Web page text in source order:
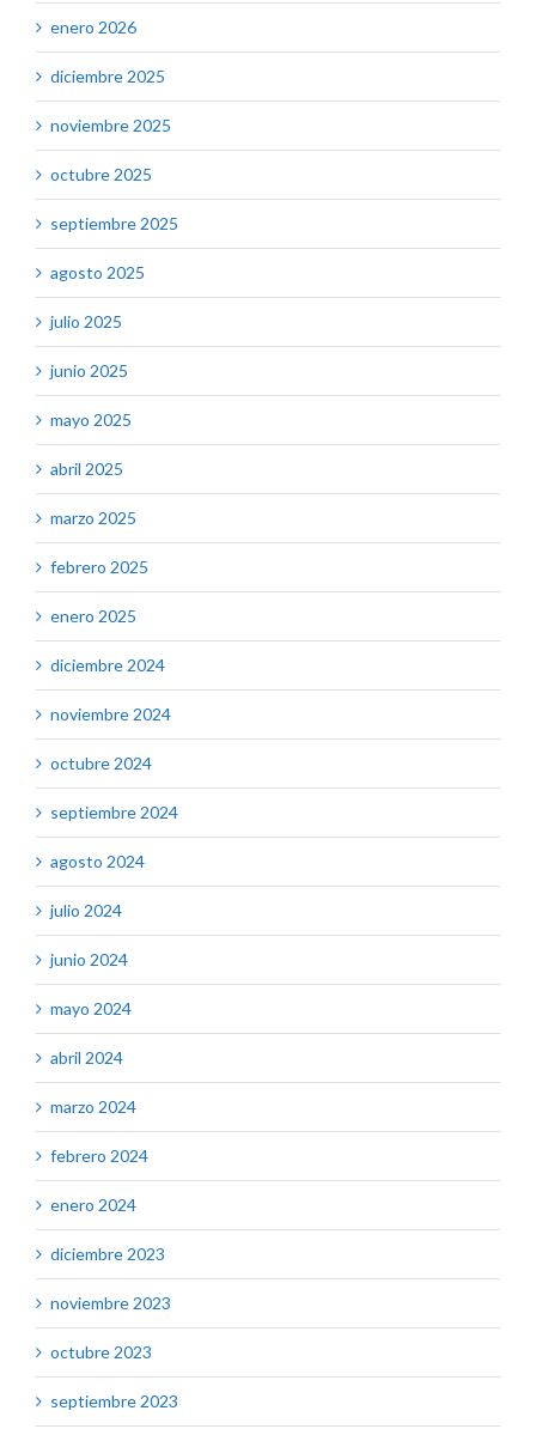
enero 2026
diciembre 2025
noviembre 2025
octubre 2025
septiembre 2025
agosto 2025
julio 2025
junio 2025
mayo 2025
abril 2025
marzo 2025
febrero 2025
enero 2025
diciembre 2024
noviembre 2024
octubre 2024
septiembre 2024
agosto 2024
julio 2024
junio 2024
mayo 2024
abril 2024
marzo 2024
febrero 2024
enero 2024
diciembre 2023
noviembre 2023
octubre 2023
septiembre 2023